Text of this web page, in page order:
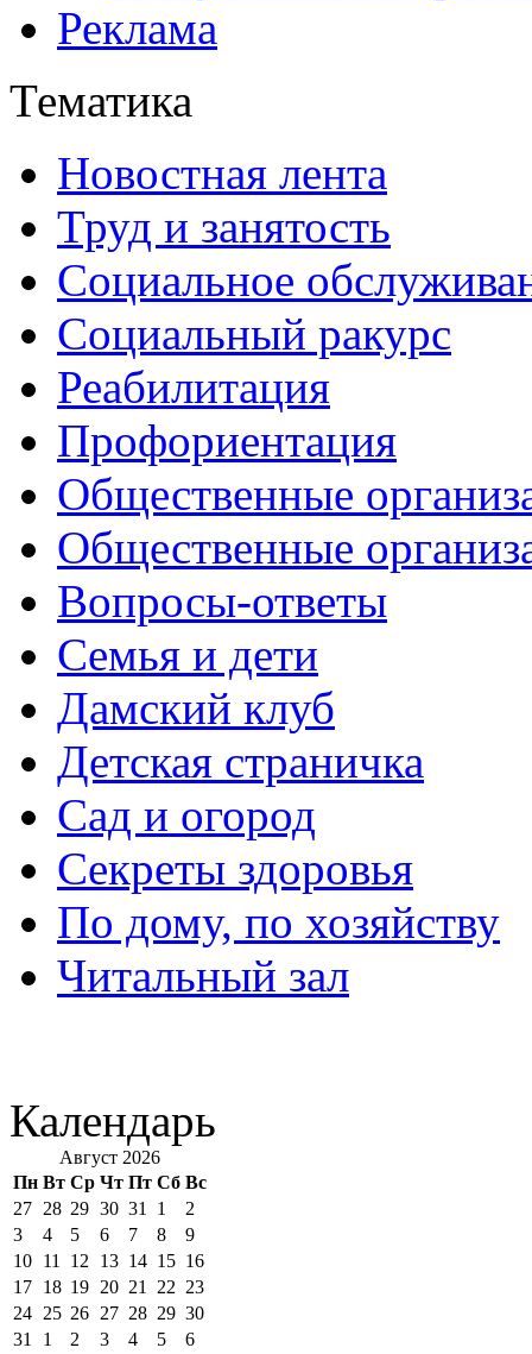
Реклама
Тематика
Новостная лента
Труд и занятость
Социальное
Социальный ракурс
Реабилитация
Профориентация
Общественные
Общественные
Вопросы-ответы
Семья и дети
Дамский клуб
Детская страничка
Сад и огород
Секреты здоровья
По дому, по хозяйству
Читальный зал
Календарь
Август 2026
Пн Вт Ср Чт Пт Сб Вс
27 28 29 30 31 1
2
3
4 5 6 7 8
9
10 11 12 13 14 15 16
17 18 19 20 21 22 23
24 25 26 27 28 29 30
31
1 2 3 4 5 6